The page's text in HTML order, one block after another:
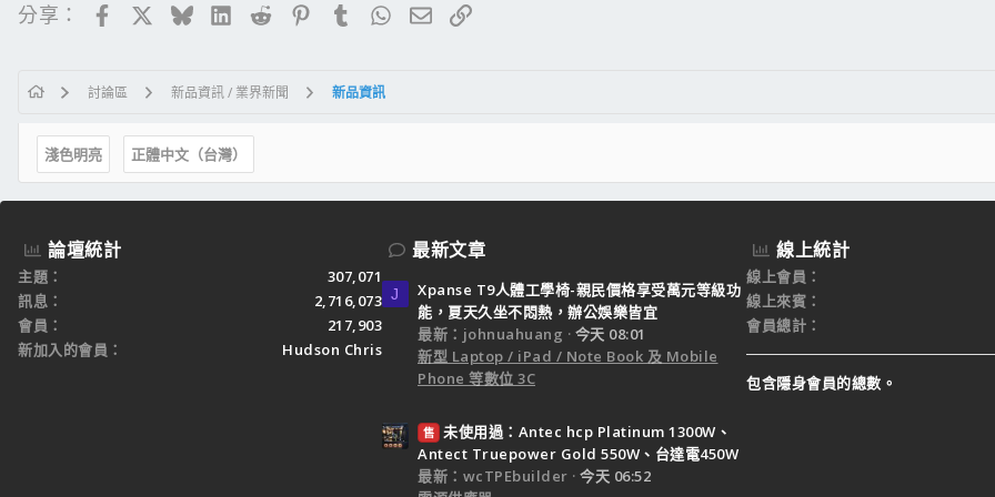
分享： FacebookBlueskyLinkedIn
RedditPinterestTumblrWhatsApp
電子郵件
連結
討論區 新品資訊 / 業界新聞 新品資訊
淺色明亮 正體中文（台灣）
論壇統計
主題
307,071
訊息
2,716,073
會員
217,903
新加入的會員
Hudson Chris
最新文章
J
Xpanse T9人體工學椅-親民價格享受萬元等級功
能，夏天久坐不悶熱，辦公娛樂皆宜
最新：johnuahuang
今天 08:01
新型 Laptop / iPad / Note Book 及 Mobile
Phone 等數位 3C
售 未使用過：Antec hcp Platinum 1300W、
Antect Truepower Gold 550W、台達電450W
最新：wcTPEbuilder
今天 06:52
線上統計
線上會員
線上來賓
會員總計
包含隱身會員的總數。